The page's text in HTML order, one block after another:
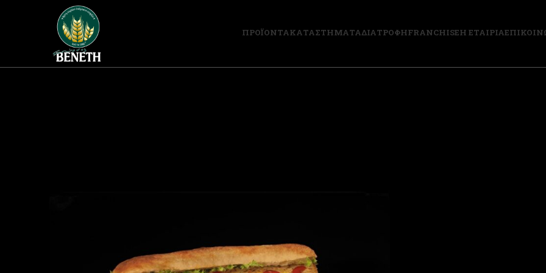
ΠΡΟΪΟΝΤΑΚΑΤΑΣΤΗΜΑΤΑΔΙΑΤΡΟΦΗFRANCHISEΗ ΕΤΑΙΡΙΑ